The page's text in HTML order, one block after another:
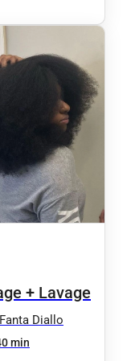
+ Lavage
Diallo
min